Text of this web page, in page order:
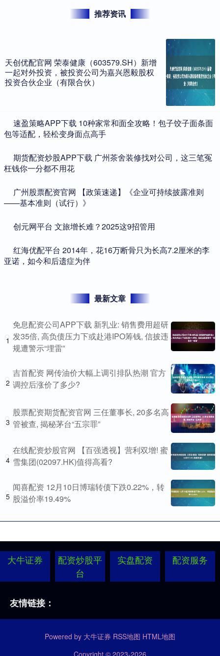
推荐资讯
天创优配官网 荣泰健康（603579.SH）新增
一起对外投资，被投资公司为嘉兴恩毅股权
投资合伙企业（有限合伙）
​速盈策略APP下载 10种家常和面全攻略！包子饺子面条面
包等适配，轻松变身面点高手
​期货配资炒股APP下载 广州茶舍装修找对公司，这三笔冤
枉钱你一分都不用花
​广州股票配资官网 【政策速递】《企业可持续披露准则
——基本准则（试行）》
​创元网平台 文旅增长难？2025这9招管用
​红海优配平台 2014年，花16万断骨只为长高7.2厘米的李
亚诺，如今和后遗症为伴
最新文章
1
免息配资公司APP下载 新乳业: 销售费用超研
发35倍, 高负债压力下或赴港IPO筹钱, 信披违
规遭警示“埋雷”
2
吉首配资 网传油价大幅上调引排队热潮 官方
调控后涨价了多少?
3
股票配资期货配资官网 三任董事长, 20多名高
管被查, 揭秘茅台“五宗罪”
4
在线配资炒股官网 【百强透视】营利双增! 蜜
雪集团(02097.HK)值得高看?
5
闻喜配资 12月10日博瑞转债下跌0.22%，转
股溢价率19.49%
大牛证券
配资炒股平
台
实盘配资 配资服务
友情链接：
Powered by 大牛证券 RSS地图 HTML地图
Copyright © 2023-2026